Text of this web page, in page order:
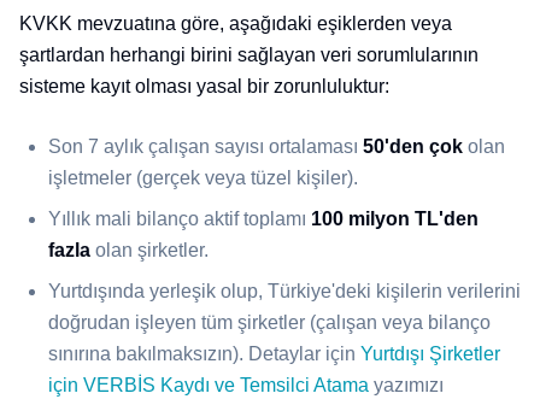
KVKK mevzuatına göre, aşağıdaki eşiklerden veya
şartlardan herhangi birini sağlayan veri sorumlularının
sisteme kayıt olması yasal bir zorunluluktur:
Son 7 aylık çalışan sayısı ortalaması 50'den çok olan
işletmeler (gerçek veya tüzel kişiler).
Yıllık mali bilanço aktif toplamı 100 milyon TL'den
fazla olan şirketler.
Yurtdışında yerleşik olup, Türkiye'deki kişilerin verilerini
doğrudan işleyen tüm şirketler (çalışan veya bilanço
sınırına bakılmaksızın). Detaylar için Yurtdışı Şirketler
için VERBİS Kaydı ve Temsilci Atama yazımızı